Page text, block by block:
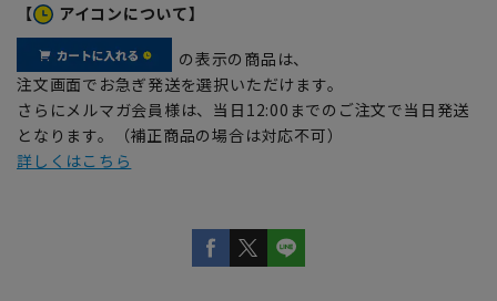
【 アイコンについて】
の表示の商品は、
注文画面でお急ぎ発送を選択いただけます。
さらにメルマガ会員様は、当日12:00までのご注文で当日発送
となります。（補正商品の場合は対応不可）
詳しくはこちら